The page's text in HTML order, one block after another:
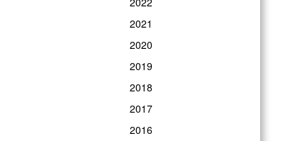
2021
2020
2019
2018
2017
2016